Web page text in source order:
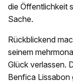
die Öffentlichkeit
Sache.
Rückblickend
seinem
Glück verlassen.
Benfica Lissabon